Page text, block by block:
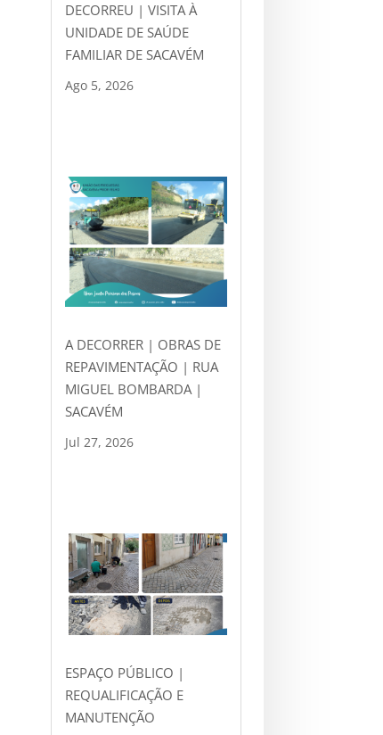
DECORREU | VISITA À
UNIDADE DE SAÚDE
FAMILIAR DE SACAVÉM
Ago 5, 2026
A DECORRER | OBRAS DE
REPAVIMENTAÇÃO | RUA
MIGUEL BOMBARDA |
SACAVÉM
Jul 27, 2026
ESPAÇO PÚBLICO |
REQUALIFICAÇÃO E
MANUTENÇÃO